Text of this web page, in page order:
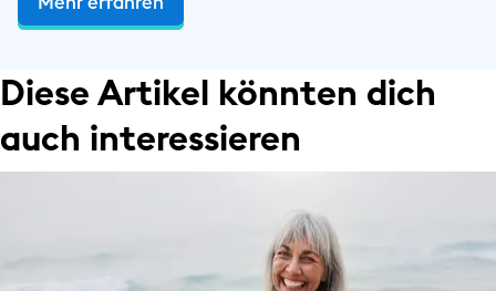
Diese Artikel könnten dich
auch interessieren